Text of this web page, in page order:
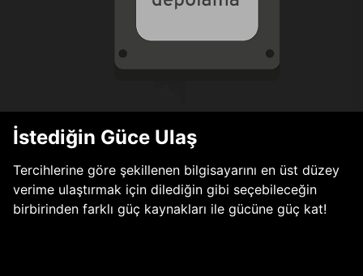
İstediğin Güce Ulaş
Tercihlerine göre şekillenen bilgisayarını en üst düzey
verime ulaştırmak için dilediğin gibi seçebileceğin
birbirinden farklı güç kaynakları ile gücüne güç kat!